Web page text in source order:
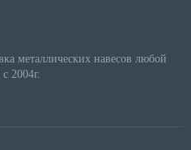
металлических навесов любой
2004г.